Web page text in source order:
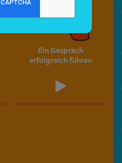
Ein Gespräch
erfolgreich führen